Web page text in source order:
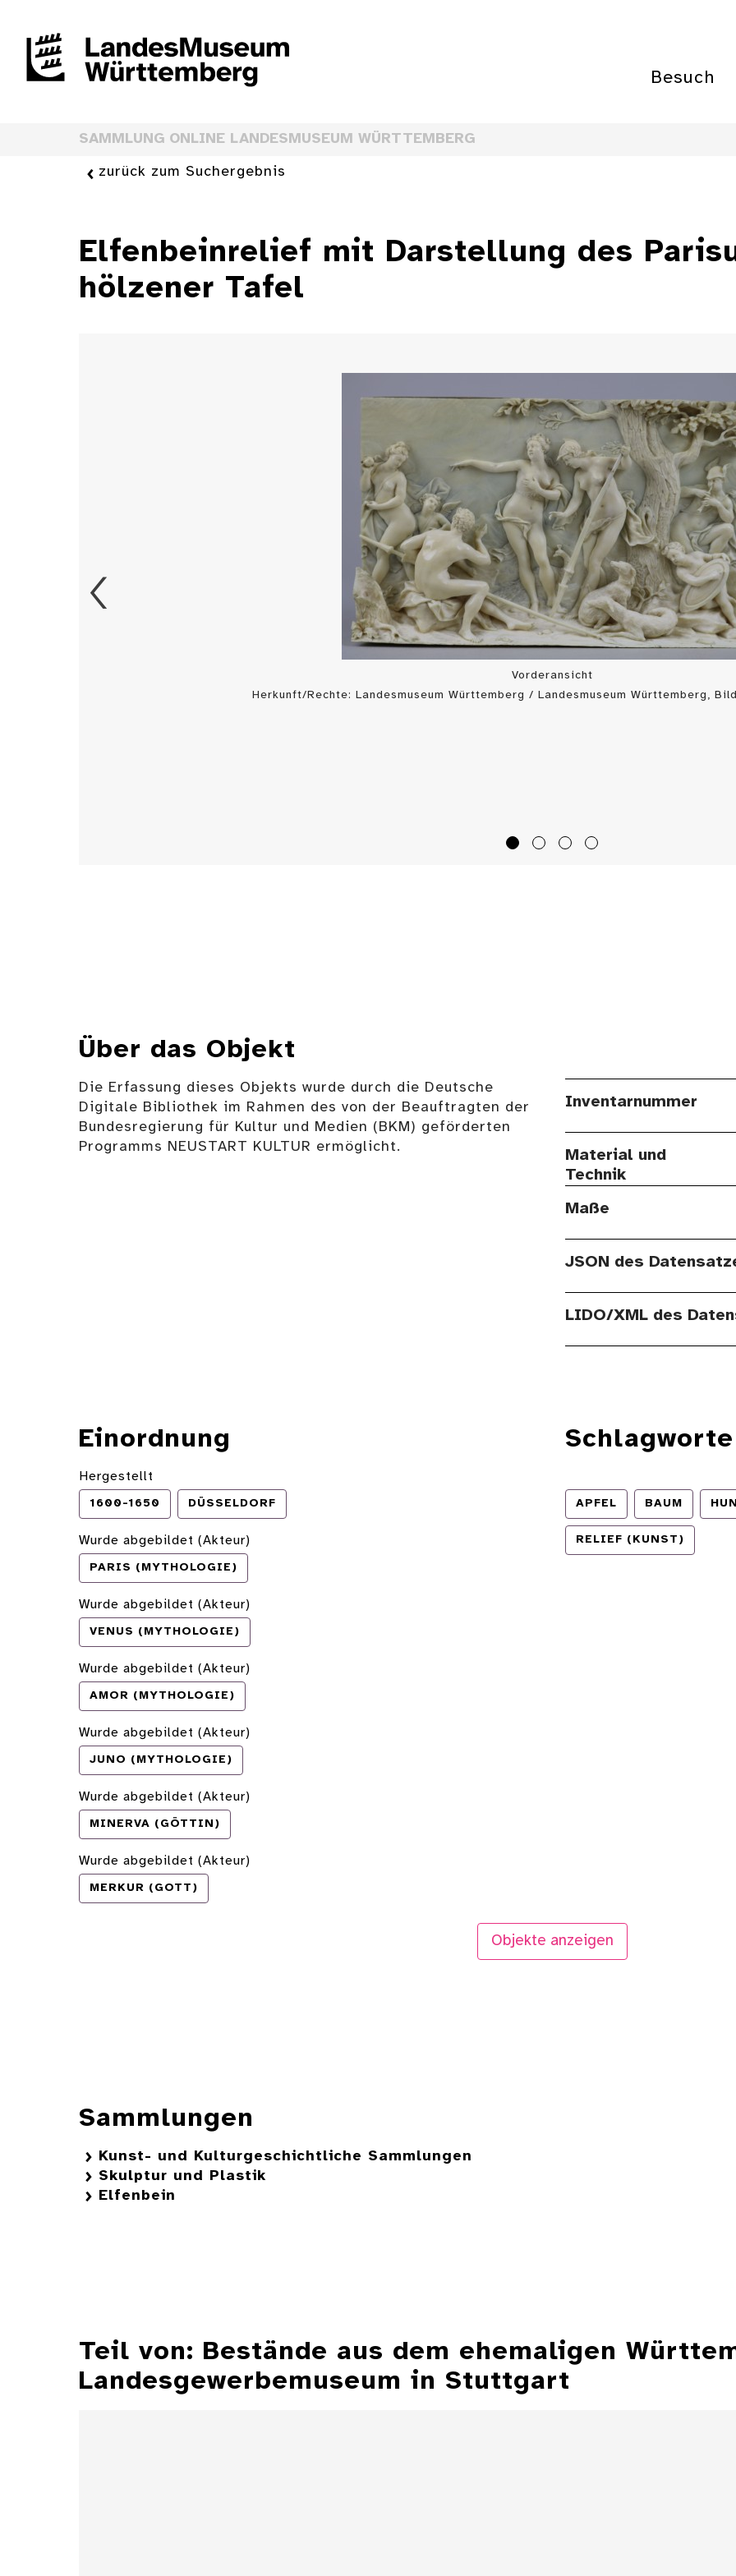
Besuch
SAMMLUNG ONLINE LANDESMUSEUM WÜRTTEMBERG
zurück zum Suchergebnis
Elfenbeinrelief mit Darstellung des
hölzener Tafel
Vorderansicht
Herkunft/Rechte: Landesmuseum Württemberg / Landesmuseum Württemberg,
Über das Objekt
Die Erfassung dieses Objekts wurde durch die Deutsche
Digitale Bibliothek im Rahmen des von der Beauftragten der
Bundesregierung für Kultur und Medien (BKM) geförderten
Programms NEUSTART KULTUR ermöglicht.
Inventarnummer
Material und
Technik
Maße
JSON des
LIDO/XML des
Einordnung
Hergestellt
1600-1650 DÜSSELDORF
Wurde abgebildet (Akteur)
PARIS (MYTHOLOGIE)
Wurde abgebildet (Akteur)
VENUS (MYTHOLOGIE)
Wurde abgebildet (Akteur)
AMOR (MYTHOLOGIE)
Wurde abgebildet (Akteur)
JUNO (MYTHOLOGIE)
Wurde abgebildet (Akteur)
MINERVA (GÖTTIN)
Wurde abgebildet (Akteur)
MERKUR (GOTT)
Schlagworte
APFEL BAUM
RELIEF (KUNST)
Objekte anzeigen
Sammlungen
Kunst- und Kulturgeschichtliche Sammlungen
Skulptur und Plastik
Elfenbein
Teil von: Bestände aus dem ehemaligen
Landesgewerbemuseum in Stuttgart